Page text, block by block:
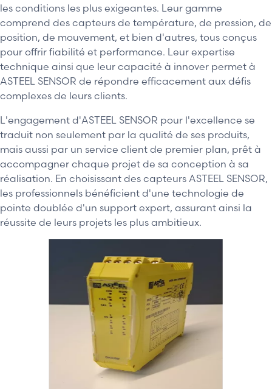
les conditions les plus exigeantes. Leur gamme
comprend des capteurs de température, de pression, de
position, de mouvement, et bien d'autres, tous conçus
pour offrir fiabilité et performance. Leur expertise
technique ainsi que leur capacité à innover permet à
ASTEEL SENSOR de répondre efficacement aux défis
complexes de leurs clients.
L'engagement d'ASTEEL SENSOR pour l'excellence se
traduit non seulement par la qualité de ses produits,
mais aussi par un service client de premier plan, prêt à
accompagner chaque projet de sa conception à sa
réalisation. En choisissant des capteurs ASTEEL SENSOR,
les professionnels bénéficient d'une technologie de
pointe doublée d'un support expert, assurant ainsi la
réussite de leurs projets les plus ambitieux.